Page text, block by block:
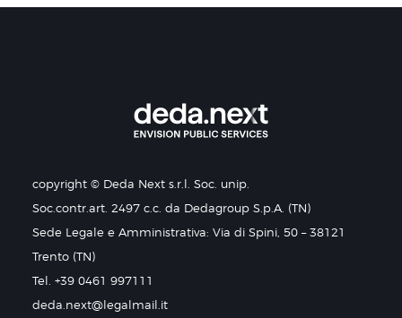
copyright © Deda Next s.r.l. Soc. unip.
Soc.contr.art. 2497 c.c. da Dedagroup S.p.A. (TN)
Sede Legale e Amministrativa: Via di Spini, 50 – 38121
Trento (TN)
Tel. +39 0461 997111
deda.next@legalmail.it